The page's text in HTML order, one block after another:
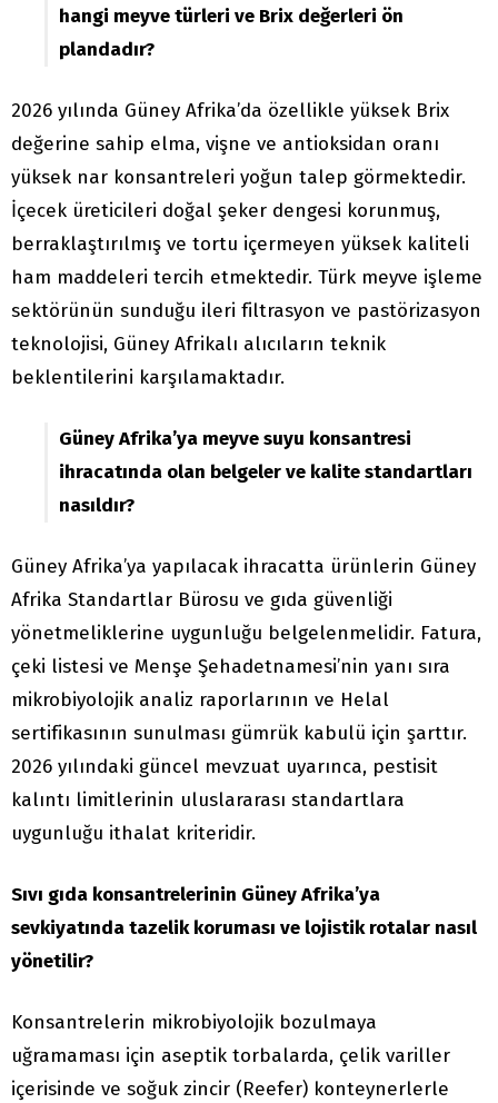
hangi meyve türleri ve Brix değerleri ön
plandadır?
2026 yılında Güney Afrika’da özellikle yüksek Brix
değerine sahip elma, vişne ve antioksidan oranı
yüksek nar konsantreleri yoğun talep görmektedir.
İçecek üreticileri doğal şeker dengesi korunmuş,
berraklaştırılmış ve tortu içermeyen yüksek kaliteli
ham maddeleri tercih etmektedir. Türk meyve işleme
sektörünün sunduğu ileri filtrasyon ve pastörizasyon
teknolojisi, Güney Afrikalı alıcıların teknik
beklentilerini karşılamaktadır.
Güney Afrika’ya meyve suyu konsantresi
ihracatında olan belgeler ve kalite standartları
nasıldır?
Güney Afrika’ya yapılacak ihracatta ürünlerin Güney
Afrika Standartlar Bürosu ve gıda güvenliği
yönetmeliklerine uygunluğu belgelenmelidir. Fatura,
çeki listesi ve Menşe Şehadetnamesi’nin yanı sıra
mikrobiyolojik analiz raporlarının ve Helal
sertifikasının sunulması gümrük kabulü için şarttır.
2026 yılındaki güncel mevzuat uyarınca, pestisit
kalıntı limitlerinin uluslararası standartlara
uygunluğu ithalat kriteridir.
Sıvı gıda konsantrelerinin Güney Afrika’ya
sevkiyatında tazelik koruması ve lojistik rotalar nasıl
yönetilir?
Konsantrelerin mikrobiyolojik bozulmaya
uğramaması için aseptik torbalarda, çelik variller
içerisinde ve soğuk zincir (Reefer) konteynerlerle